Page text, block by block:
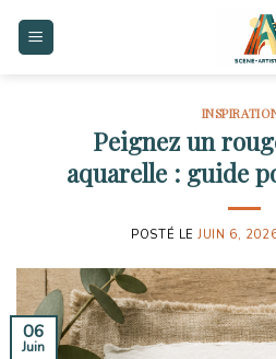
Peignez un
aquarelle : guide
POSTÉ LEJUIN 6,
06
Juin